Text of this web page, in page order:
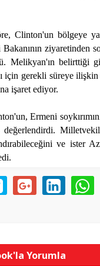
Clinton'un bölgeye
ziyaretinden
Melikyan'ın belirttiği
için gerekli süreye
işaret ediyor.
Ermeni
ve ister
Yorumla